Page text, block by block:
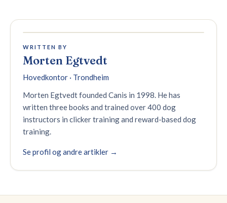
WRITTEN BY
Morten Egtvedt
Hovedkontor · Trondheim
Morten Egtvedt founded Canis in 1998. He has
written three books and trained over 400 dog
instructors in clicker training and reward-based dog
training.
Se profil og andre artikler →